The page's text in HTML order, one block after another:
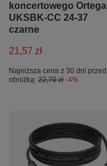
koncertowego Ortega
UKSBK-CC 24-37
czarne
21,57 zł
Najniższa cena z 30 dni przed
obniżką: 22,70 zł -4%